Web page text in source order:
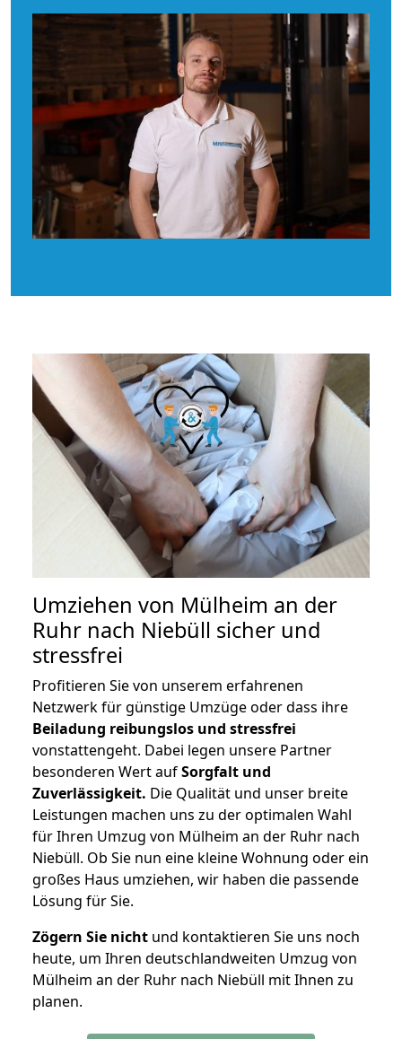
Umziehen von Mülheim an der
Ruhr nach Niebüll sicher und
stressfrei
Profitieren Sie von unserem erfahrenen
Netzwerk für günstige Umzüge oder dass ihre
Beiladung reibungslos und stressfrei
vonstattengeht. Dabei legen unsere Partner
besonderen Wert aufSorgfalt und
Zuverlässigkeit. Die Qualität und unser breite
Leistungen machen uns zu der optimalen Wahl
für Ihren Umzug von Mülheim an der Ruhr nach
Niebüll. Ob Sie nun eine kleine Wohnung oder ein
großes Haus umziehen, wir haben die passende
Lösung für Sie.
Zögern Sie nicht und kontaktieren Sie uns noch
heute, um Ihren deutschlandweiten Umzug von
Mülheim an der Ruhr nach Niebüll mit Ihnen zu
planen.